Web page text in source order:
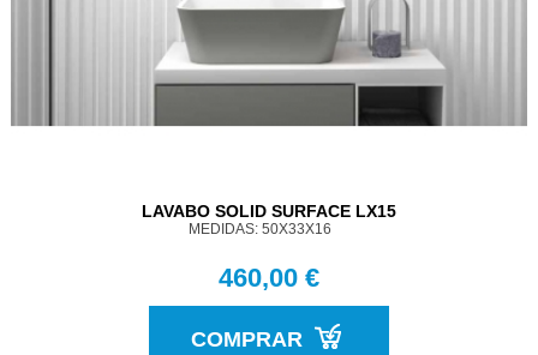
LAVABO SOLID SURFACE LX15
MEDIDAS: 50X33X16
460,00 €
COMPRAR